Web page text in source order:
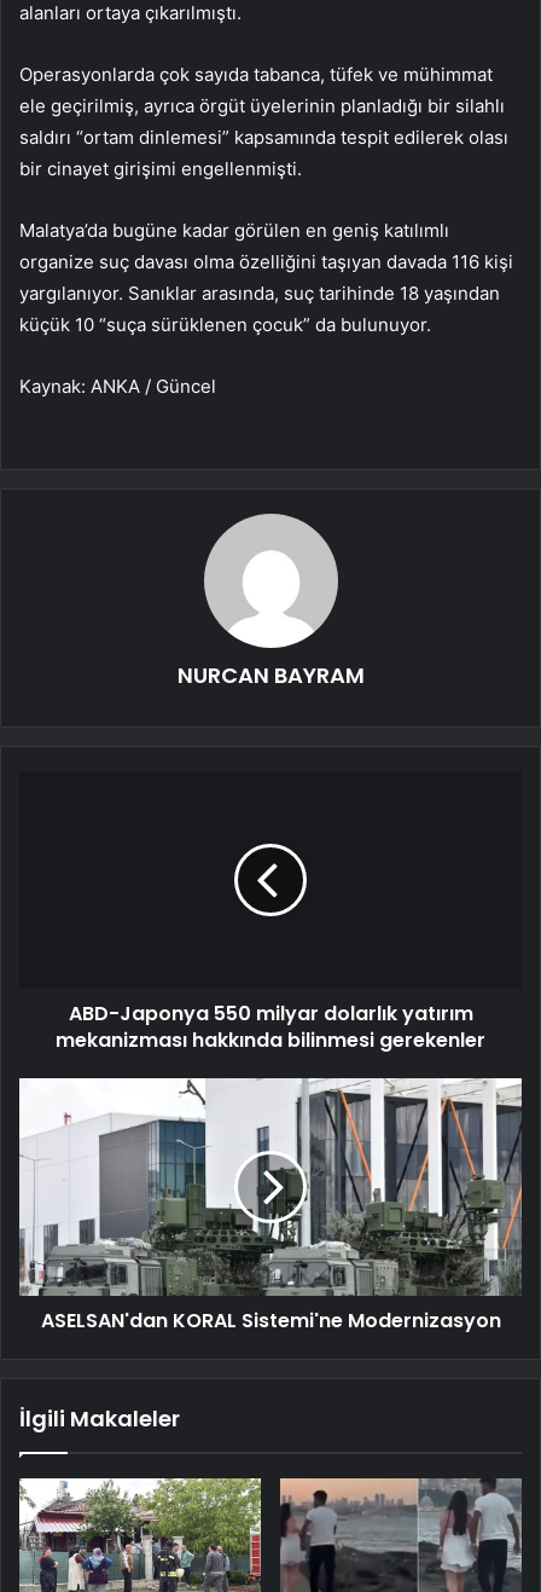
alanları ortaya çıkarılmıştı.
Operasyonlarda çok sayıda tabanca, tüfek ve mühimmat
ele geçirilmiş, ayrıca örgüt üyelerinin planladığı bir silahlı
saldırı “ortam dinlemesi” kapsamında tespit edilerek olası
bir cinayet girişimi engellenmişti.
Malatya’da bugüne kadar görülen en geniş katılımlı
organize suç davası olma özelliğini taşıyan davada 116 kişi
yargılanıyor. Sanıklar arasında, suç tarihinde 18 yaşından
küçük 10 “suça sürüklenen çocuk” da bulunuyor.
Kaynak: ANKA / Güncel
NURCAN BAYRAM
ABD-Japonya 550 milyar dolarlık yatırım
mekanizması hakkında bilinmesi gerekenler
ASELSAN'dan KORAL Sistemi'ne Modernizasyon
İlgili Makaleler